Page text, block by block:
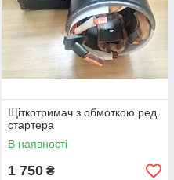
Щіткотримач з обмоткою ред.
стартера
В наявності
1 750 ₴